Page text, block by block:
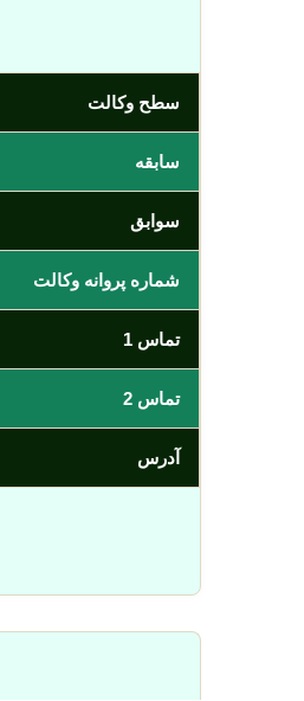
سطح وکالت
سابقه
سوابق
شماره پروانه وکالت
تماس 1
تماس 2
آدرس